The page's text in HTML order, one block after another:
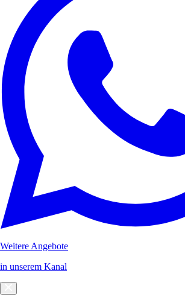
Weitere Angebote
in unserem Kanal